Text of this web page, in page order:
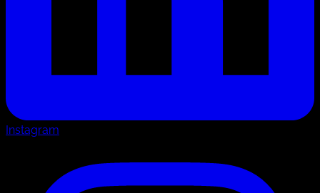
Instagram